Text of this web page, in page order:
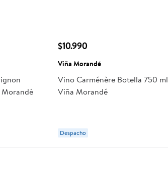
$10.990
Viña Morandé
Vino Carménère Botella 750 ml
Viña Morandé
Despacho